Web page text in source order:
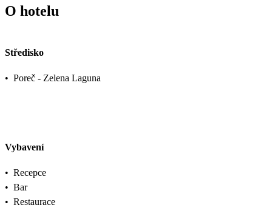
O hotelu
Středisko
• Poreč - Zelena Laguna
Vybavení
• Recepce
• Bar
• Restaurace